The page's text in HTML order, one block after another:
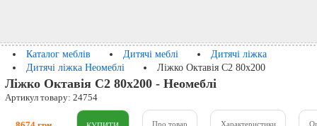
Каталог меблів Дитячі меблі
Дитячі ліжка
Дитячі ліжка Неомеблі
Ліжко Октавія С2 80x200
Ліжко Октавія С2 80x200 - Неомеблі
Артикул товару: 24754
Про товар Характеристики